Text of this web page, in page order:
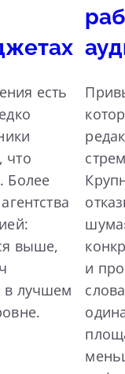
есть
что
Более
выше,
в лучшем
и